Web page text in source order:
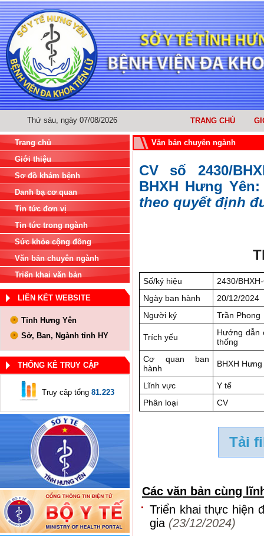
Thứ sáu, ngày 07/08/2026 TRANG CHỦ
Trang chủ
Giới thiệu
Sơ đồ khám bệnh
Danh bạ cơ quan
Tin tức đơn vị
Tin tức trong ngành
Sức khỏe cộng đồng
Văn bản chuyên ngành
Triển khai văn bản
LIÊN KẾT WEBSITE
Tỉnh Hưng Yên
Sở, Ban, Ngành tỉnh HY
THỐNG KÊ TRUY CẬP
Truy câp tổng 81.223
Văn bản chuyên ngành
CV số 2430/
BHXH Hưng
theo quyết định
Số/ký hiệu
2430/
Ngày ban hành
20/12/2024
Người ký
Trần Phong
Trích yếu
Hướng dẫn
thống
Cơ quan ban
hành
BHXH
Lĩnh vực
Y tế
Phân loại
CV
Tải
Các văn bản cùng
Triển khai thực hiện
gia (23/12/2024)